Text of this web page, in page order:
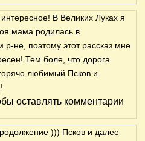
В Великих Луках я
мама родилась в
р-не, поэтому этот рассказ мне
Тем боле, что дорога
любимый Псков и
оставлять комментарии
))) Псков и далее